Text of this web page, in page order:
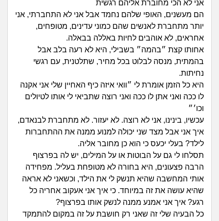
היריון ולידה
הורות ומשפחה
מתבגרים
לימודים וסטודנטים
עבודה וקריירה
חברים ואנשים
בית, שכנים ושותפים
חיפוש שאלות
הרשמה | התחברות
אני לא הכי מחוברת אליהם רגשית
הם מעשנים, האופי שלהם נחמד אבל אני לא התחברתי, אני
יותר מתחברת לאנשים שהם כמוני עדינים, מטופחים,
אחראים, לא אוהבים לחיות באללה בבאלה.
אחותו קצת ״בהמה״ בשבילי, היא לא רעה בלב אבל
בהמתית, מנסה לבלוט בכל מחיר, שתלטנית, עם רגשי
נחיתות.
היא כל הזמן אומרת לי ״וואי איזה כיף האחיין שלי אני אקנה
לו ככה ואני אתן לו ככה ואני רוצה שתביאי לי אותו לטיולים
וכו׳״
עכשיו, בינינו, אני לא רוצה. לא יעזור. לא מתחברת לבנאדם,
איך אני אבל מצד שני יכולה למנוע ממנה את ההתחברות
לילד? בעלי יכעס כי הוא כן מחובר אליה.
תסלחו לי גם על הבוטות או על המילים, יש לה בפרצוף
הרבה פצעונים, היא בחורה לא מטופחת בעליל. מפחידה
אותי המחשבה שהיא תנשק לי את הילד, וכשאני לא אראה
שהיא עושה את זה במיוחד. כי איך אני אעקוב אחריה כל
רגע? איך אני אמנע ממנה לנשק אותו בפרצוף?
כל הבעיה שלי זה שאני רק חושבת על זה במקום להתמקד